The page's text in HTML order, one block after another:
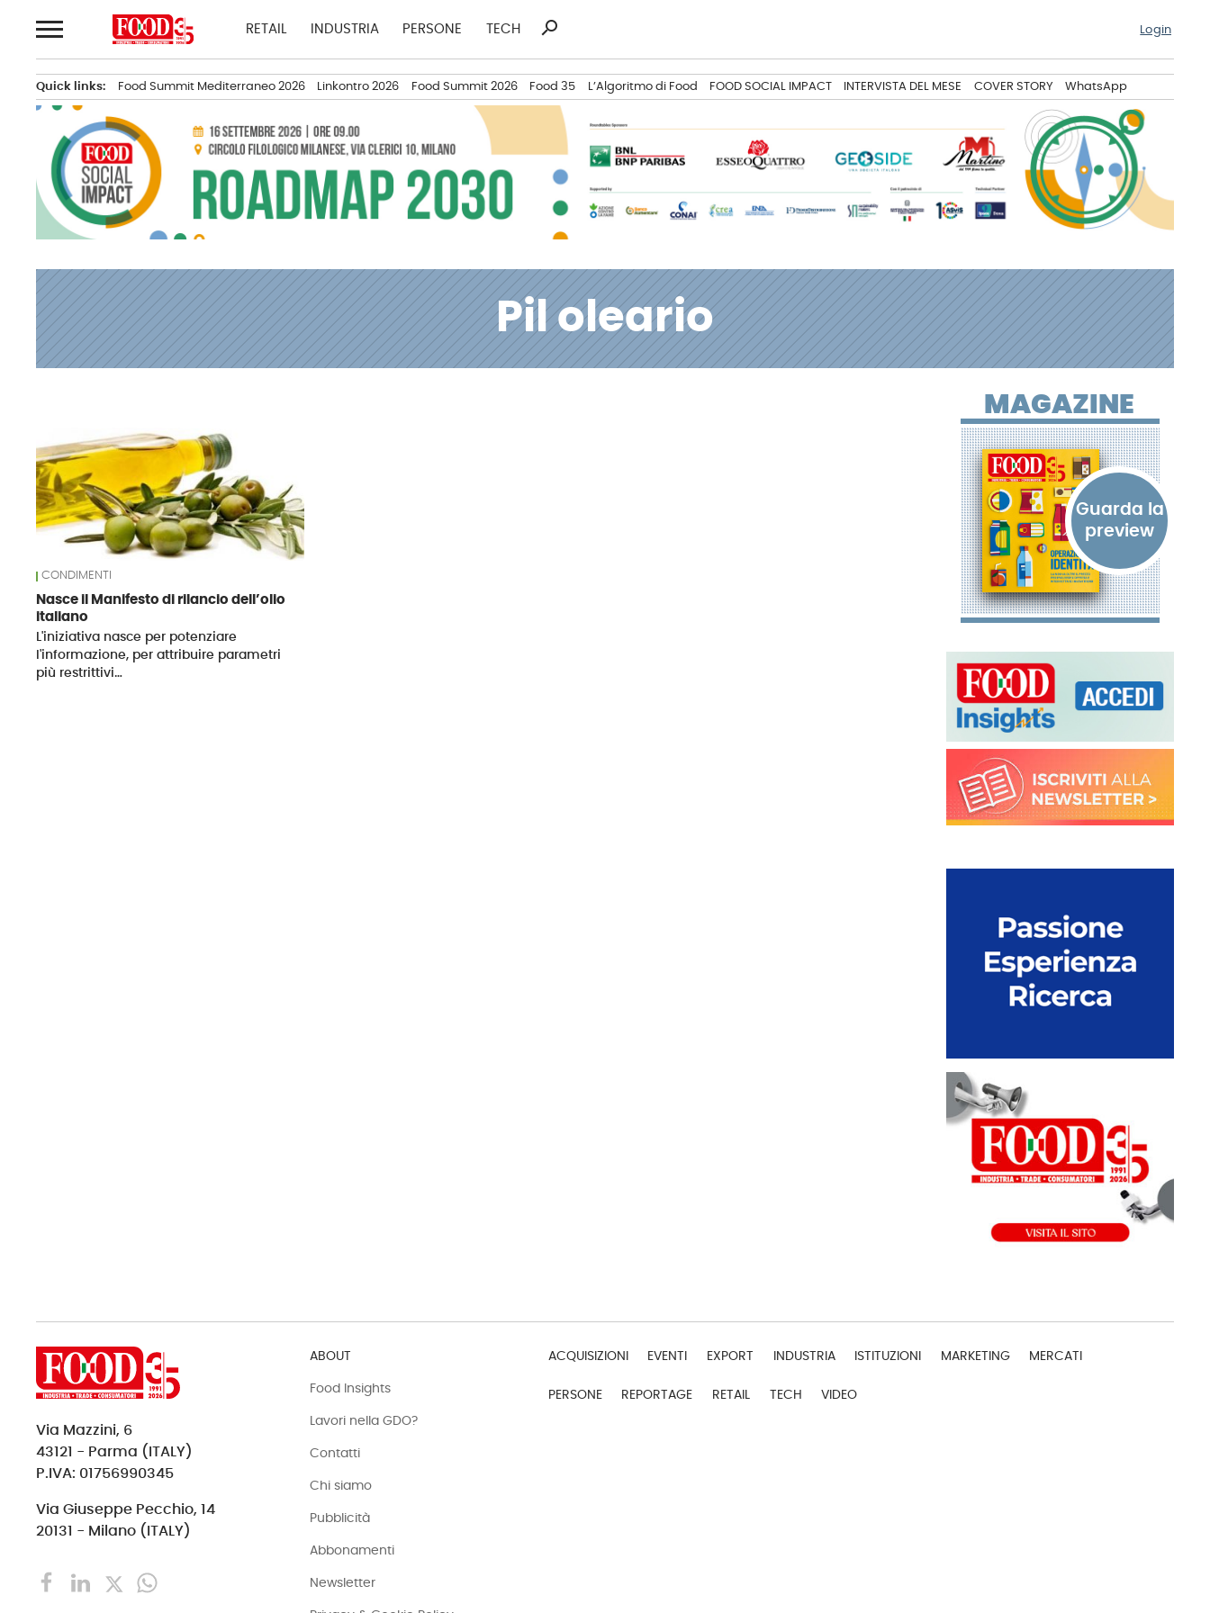
al
RETAIL INDUSTRIA PERSONE TECH
Ricerca
search Login
Quick links: Food Summit Mediterraneo 2026 Linkontro 2026 Food Summit 2026 Food 35 L’Algoritmo di Food FOOD SOCIAL IMPACT INTERVISTA DEL MESE COVER STORY WhatsApp
Pil oleario
CONDIMENTI
Nasce il Manifesto di rilancio dell’olio
italiano
L'iniziativa nasce per potenziare
l'informazione, per attribuire parametri
più restrittivi…
MAGAZINE
Via Mazzini, 6
43121 - Parma (ITALY)
P.IVA: 01756990345
Via Giuseppe Pecchio, 14
20131 - Milano (ITALY)
ABOUT
Food Insights
Lavori nella GDO?
Contatti
Chi siamo
Pubblicità
Abbonamenti
Newsletter
ACQUISIZIONI EVENTI EXPORT INDUSTRIA ISTITUZIONI MARKETING MERCATI
PERSONE REPORTAGE RETAIL TECH VIDEO